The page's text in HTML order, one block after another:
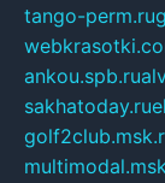
tango-perm.ru
ankou.spb.ru
sakhatoday.ru